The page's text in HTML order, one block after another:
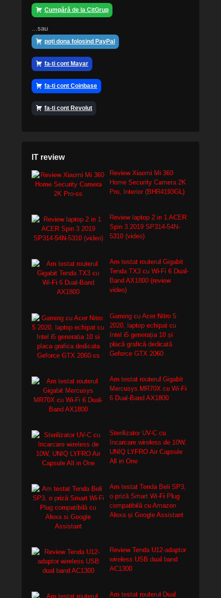
Cumpără de la CitGrup
...sau
poți dona folosind PayPal
fa-ti cont Mayar
fa-ti cont Coinbase
fa-ti cont Revolut
IT review
Review Xiaomi Mi 360
Home Security Camera 2K
Pro, Interior (BHR4193GL)
Review laptop 2 in 1 ACER
Spin 3 2019 SP314-54N-
5310 (video)
Am testat routerul Gigabit
Tenda TX3 cu Wi-Fi 6 Dual-
Band AX1800 (review
video)
Gaming cu Acer Nitro 5
2020, laptop echipat cu
Intel i5 generația 10 și
placă grafică dedicată
Geforce GTX 2060
Am testat routerul Gigabit
Mercusys MR70X cu Wi-Fi
6 Dual-Band AX1800
Sterilizator UV-C cu
încarcare wireless de 10W,
UNIQ LYFRO Air Capsule
All in One
Am testat Tenda Beli SP3,
o priză Smart Wi-Fi Plug
compatibilă cu Amazon
Alexa și Google Assistant
Review Tenda U12-adaptor
wireless USB dual band
AC1300
Am testat routerul Dual